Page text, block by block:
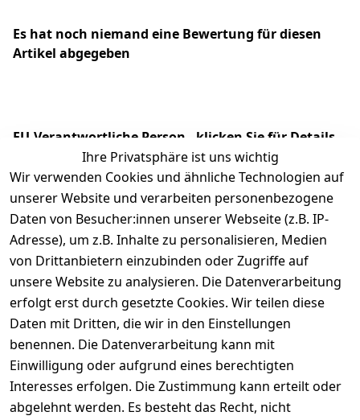
Es hat noch niemand eine Bewertung für diesen
Artikel abgegeben
EU-Verantwortliche Person - klicken Sie für Details
Ihre Privatsphäre ist uns wichtig
Wir verwenden Cookies und ähnliche Technologien auf
unserer Website und verarbeiten personenbezogene
Daten von Besucher:innen unserer Webseite (z.B. IP-
Adresse), um z.B. Inhalte zu personalisieren, Medien
von Drittanbietern einzubinden oder Zugriffe auf
unsere Website zu analysieren. Die Datenverarbeitung
erfolgt erst durch gesetzte Cookies. Wir teilen diese
Daten mit Dritten, die wir in den Einstellungen
benennen. Die Datenverarbeitung kann mit
Einwilligung oder aufgrund eines berechtigten
Interesses erfolgen. Die Zustimmung kann erteilt oder
abgelehnt werden. Es besteht das Recht, nicht
Rechtliches
Impressum
Datenschutze
Services
Registrieren